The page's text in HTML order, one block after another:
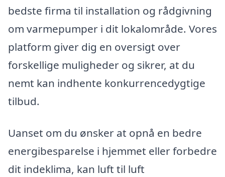
bedste firma til installation og rådgivning
om varmepumper i dit lokalområde. Vores
platform giver dig en oversigt over
forskellige muligheder og sikrer, at du
nemt kan indhente konkurrencedygtige
tilbud.
Uanset om du ønsker at opnå en bedre
energibesparelse i hjemmet eller forbedre
dit indeklima, kan luft til luft